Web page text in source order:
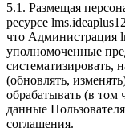
5.1. Размещая
ресурсе l
что Администрация l
уполномоченные
систематизировать,
(обновлять,
обрабатывать (в том
данные
соглашения.